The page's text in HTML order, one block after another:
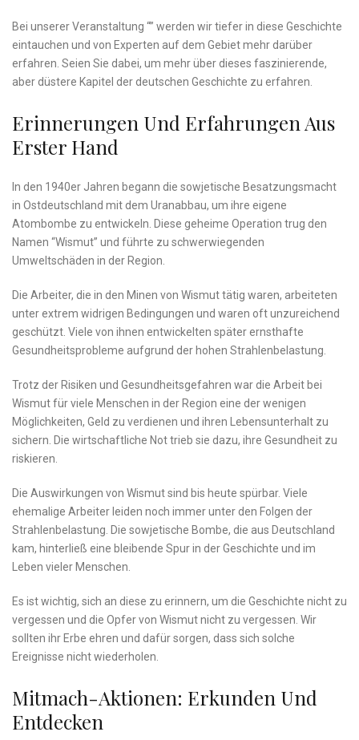
Bei unserer Veranstaltung “” werden wir tiefer‌ in diese Geschichte
eintauchen ​und von ‌Experten auf ​dem Gebiet mehr darüber
erfahren. Seien ⁢Sie dabei, um mehr über dieses faszinierende,
⁢aber düstere Kapitel der deutschen Geschichte zu erfahren.
Erinnerungen Und Erfahrungen Aus
Erster Hand
In den 1940er Jahren begann die sowjetische Besatzungsmacht
in Ostdeutschland mit dem Uranabbau, um ihre eigene
Atombombe zu entwickeln. Diese geheime Operation trug ‌den
Namen “Wismut” und führte zu schwerwiegenden
Umweltschäden in der Region.
Die ‍Arbeiter, die in den Minen von Wismut tätig waren, arbeiteten
unter extrem widrigen Bedingungen und waren oft unzureichend
geschützt. Viele von ihnen entwickelten später ernsthafte‍
Gesundheitsprobleme aufgrund ‌der hohen Strahlenbelastung.
Trotz der Risiken und Gesundheitsgefahren war die Arbeit bei
Wismut für viele Menschen in der Region eine der wenigen
Möglichkeiten, Geld zu ⁢verdienen und ihren Lebensunterhalt zu
sichern. Die wirtschaftliche Not trieb sie dazu, ihre Gesundheit ‌zu
riskieren.
Die Auswirkungen von Wismut⁣ sind bis heute spürbar. Viele
ehemalige Arbeiter leiden noch immer unter den Folgen der
Strahlenbelastung. Die sowjetische Bombe, die aus Deutschland
kam, hinterließ eine bleibende Spur in‍ der Geschichte‍ und im
Leben vieler Menschen.
Es ist wichtig, sich an diese zu erinnern, um die Geschichte nicht zu
vergessen und die Opfer von Wismut nicht zu vergessen. Wir
sollten‍ ihr Erbe ehren und dafür sorgen, dass ‍sich solche
Ereignisse nicht wiederholen.
Mitmach-Aktionen: Erkunden Und
Entdecken